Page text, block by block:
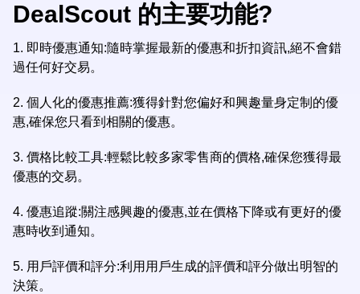
DealScout 的主要功能?
1. 即時優惠通知:隨時掌握最新的優惠和折扣資訊,絕不會錯
過任何好交易。
2. 個人化的優惠推薦:獲得針對您偏好和興趣量身定制的優
惠,確保您只看到相關的優惠。
3. 價格比較工具:輕鬆比較多家零售商的價格,確保您獲得最
優惠的交易。
4. 優惠追蹤:關注感興趣的優惠,並在價格下降或有更好的優
惠時收到通知。
5. 用戶評價和評分:利用用戶生成的評價和評分做出明智的
決策。